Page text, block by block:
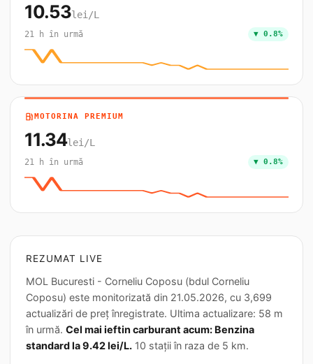
10.53lei/L
21 h în urmă ▼ 0.8%
local_gas_stationMOTORINA PREMIUM
11.34lei/L
21 h în urmă ▼ 0.8%
REZUMAT LIVE
MOL Bucuresti - Corneliu Coposu (bdul Corneliu
Coposu) este monitorizată din 21.05.2026, cu 3,699
actualizări de preț înregistrate. Ultima actualizare: 58 m
în urmă. Cel mai ieftin carburant acum: Benzina
standard la 9.42 lei/L. 10 stații în raza de 5 km.